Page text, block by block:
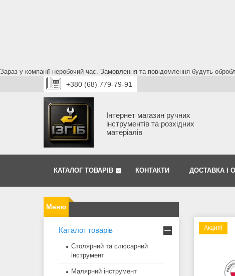
Зараз у компанії неробочий час. Замовлення та повідомлення будуть
+380 (68) 779-79-91
Інтернет магазин ручних
інструментів та розхідних
матеріалів
КАТАЛОГ ТОВАРІВ КОНТАКТИ ДОСТАВКА І
Акция!
Каталог товарів
Столярний та слюсарний
інструмент
Малярний інструмент